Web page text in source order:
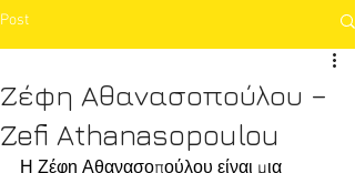
Post
Ζέφη Αθανασοπούλου –
Zefi Athanasopoulou
Η Ζέφη Αθανασοπούλου είναι μια